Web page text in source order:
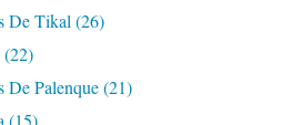
De Tikal (26)
(22)
De Palenque(21)
(15)